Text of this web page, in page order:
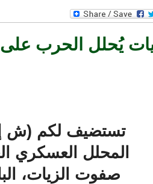
يُحلل الحرب على
تستضيف لكم (ش
المحلل العسكري
صفوت الزيات،